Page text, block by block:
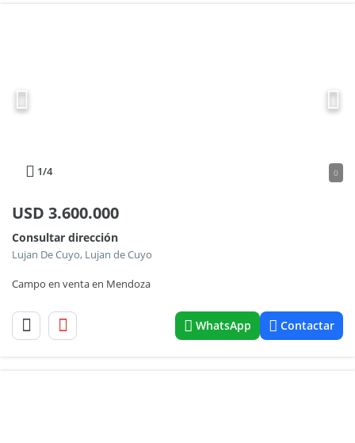
1/4 0
USD 3.600.000
Consultar dirección
Lujan De Cuyo, Lujan de Cuyo
Campo en venta en Mendoza
WhatsApp Contactar